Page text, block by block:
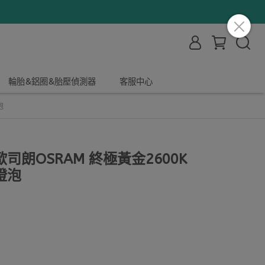
輪胎&鋁圈&胎壓偵測器 客服中心
司朗OSRAM 終極黃金2600K
泡